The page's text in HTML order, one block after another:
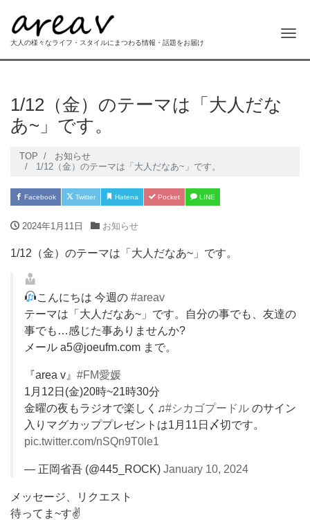
大人の様々なライフ・スタイルにまつわる情報・話題をお届け
1/12（金）のテーマは「大人だな
あ~」です。
TOP
お知らせ
1/12（金）のテーマは「大人だなあ~」です。
Facebook Twitter Hatena Pocket LINE
2024年1月11日 お知らせ
1/12（金）のテーマは「大人だなあ~」です。
こんにちは 今週の#areav
テーマは「大人だなあ~」です。自分の事でも、友達の
事でも…感じた事ありませんか?
メール a5@joeufm.com まで。
『area v』 #FM愛媛
1月12日(金)20時~21時30分
金曜の夜もラジオで楽しく♫#シカゴプードル のサイン
入りマグカッププレゼントは1月11日〆切です。
pic.twitter.com/nSQn9T0le1
— 正岡省吾 (@445_ROCK) January 10, 2024
メッセージ、リクエスト
待ってま~す✌️